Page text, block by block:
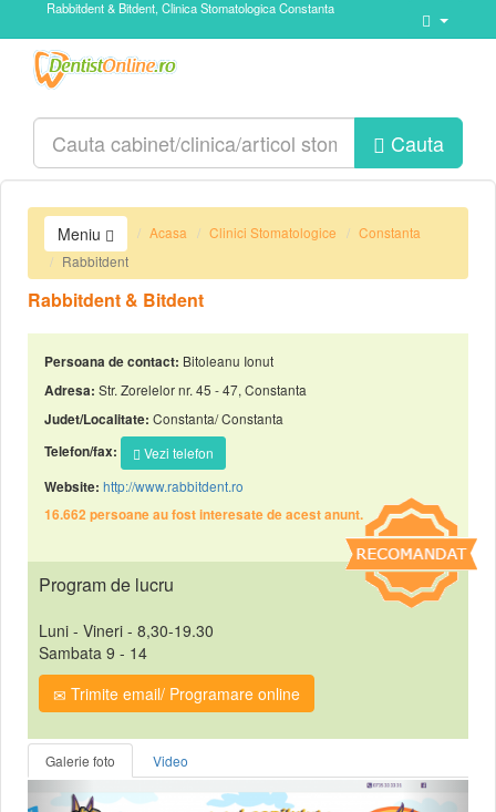
Rabbitdent & Bitdent, Clinica Stomatologica Constanta
Cauta
Meniu Acasa Clinici Stomatologice
Constanta
Rabbitdent
Rabbitdent & Bitdent
Persoana de contact: Bitoleanu Ionut
Adresa: Str. Zorelelor nr. 45 - 47, Constanta
Judet/Localitate: Constanta/ Constanta
Telefon/fax:
Vezi telefon
Website: http://www.rabbitdent.ro
16.662 persoane au fost interesate de acest anunt.
Program de lucru
Luni - Vineri - 8,30-19.30
Sambata 9 - 14
Trimite email/ Programare online
Galerie foto Video
Anterior